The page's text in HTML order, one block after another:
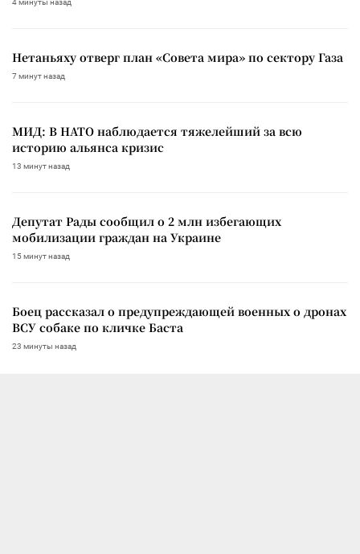
4 минуты назад
Нетаньяху отверг план «Совета мира» по сектору Газа
7 минут назад
МИД: В НАТО наблюдается тяжелейший за всю
историю альянса кризис
13 минут назад
Депутат Рады сообщил о 2 млн избегающих
мобилизации граждан на Украине
15 минут назад
Боец рассказал о предупреждающей военных о дронах
ВСУ собаке по кличке Баста
23 минуты назад